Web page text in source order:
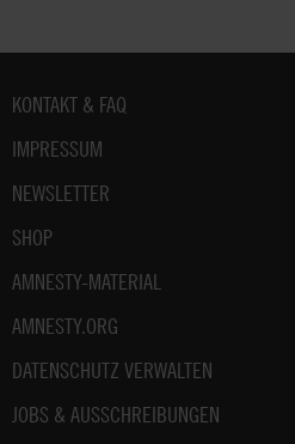
Fußbereich
KONTAKT & FAQ
IMPRESSUM
NEWSLETTER
SHOP
AMNESTY-MATERIAL
AMNESTY.ORG
DATENSCHUTZ VERWALTEN
JOBS & AUSSCHREIBUNGEN